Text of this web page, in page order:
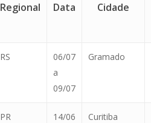
Regional Data Cidade
RS
06/07
a
09/07
Gramado
PR
14/06
Curitiba